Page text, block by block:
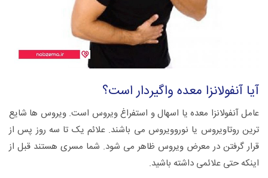
آیا آنفولانزا معده واگیردار است؟
عامل آنفولانزا معده یا اسهال و استفراغ ویروس است. ویروس ها شایع
ترین روتاویروس یا نوروویروس می باشند. علائم یک تا سه روز پس از
قرار گرفتن در معرض ویروس ظاهر می شود. شما مسری هستند قبل از
اینکه حتی علائمی داشته باشید.